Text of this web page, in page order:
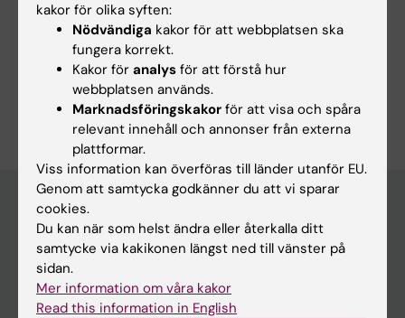
Är du Therése Husén?
Redigera din profil
Huvudmeny
Utbildning
Forskarutbildning
kakor för olika syften:
Nödvändiga kakor för att webbplatsen ska
fungera korrekt.
Kakor för analys för att förstå hur
webbplatsen används.
Marknadsföringskakor för att visa och spåra
relevant innehåll och annonser från externa
plattformar.
Viss information kan överföras till länder utanför EU.
Genom att samtycka godkänner du att vi sparar
cookies.
Du kan när som helst ändra eller återkalla ditt
samtycke via kakikonen längst ned till vänster på
sidan.
Mer information om våra kakor
Read this information in English